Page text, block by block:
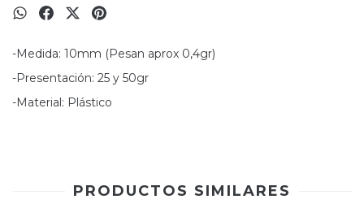
-Medida: 10mm (Pesan aprox 0,4gr)
-Presentación: 25 y 50gr
-Material: Plástico
PRODUCTOS SIMILARES